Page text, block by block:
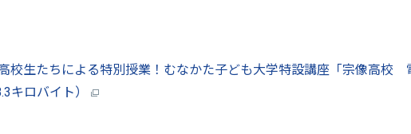
校生たちによる特別授業！むなかた子ども大学特設講座「宗像高校
キロバイト）